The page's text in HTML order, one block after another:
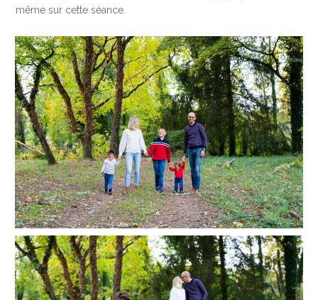
même sur cette séance.